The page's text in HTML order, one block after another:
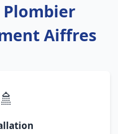
Plombier
Aiffres
🚿